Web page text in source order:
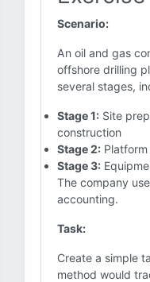
Scenario:
An oil and gas
offshore drilling
several stages,
Stage 1: Site
construction
Stage 2:
Stage 3:
The company
accounting.
Task:
Create a simple
method would